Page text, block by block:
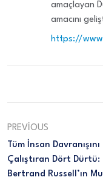
amaçlayan
amacını
https://
PREVIOUS
Tüm İnsan Davranışını
Çalıştıran Dört Dürtü:
Bertrand Russell’ın